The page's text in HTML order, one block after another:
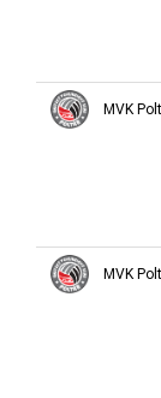
MVK
MVK